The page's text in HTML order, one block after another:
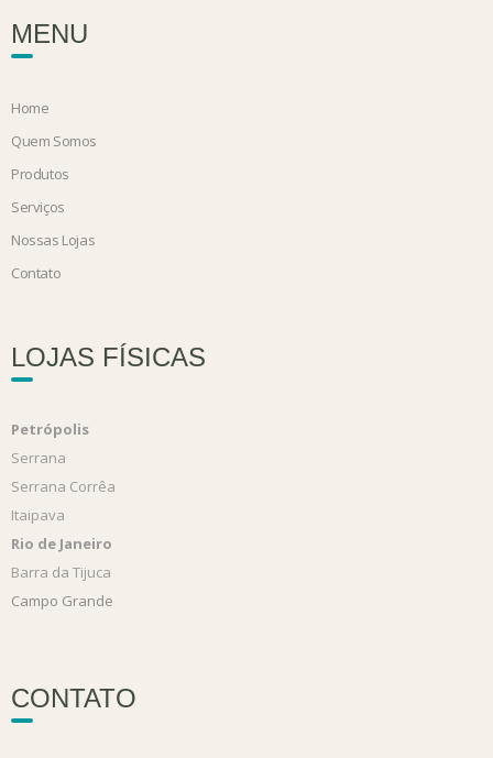
MENU
Home
Quem Somos
Produtos
Serviços
Nossas Lojas
Contato
LOJAS FÍSICAS
Petrópolis
Serrana
Serrana Corrêa
Itaipava
Rio de Janeiro
Barra da Tijuca
Campo Grande
CONTATO